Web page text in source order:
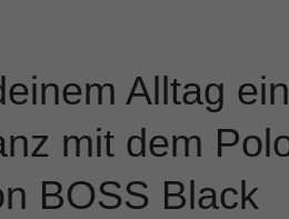
Alltag
mit dem
BOSS Black